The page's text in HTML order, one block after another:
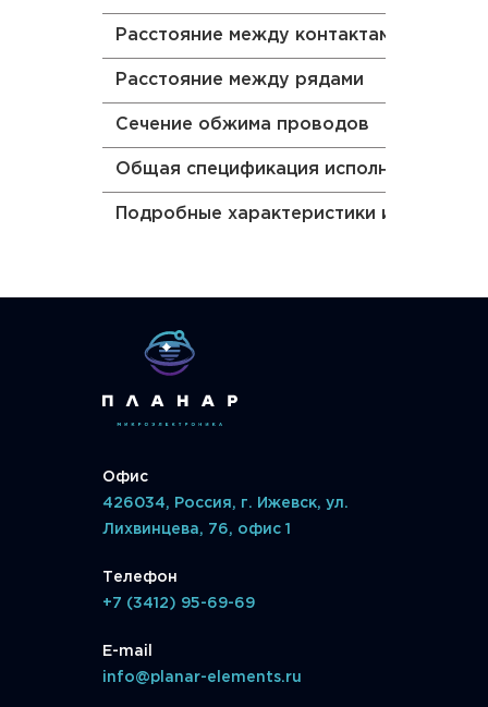
Расстояние между контактами
Расстояние между рядами
Сечение обжима проводов
Общая спецификация исполнения
Подробные характеристики
Офис
426034, Россия, г. Ижевск, ул.
Лихвинцева, 76, офис 1
Телефон
+7 (3412) 95-69-69
E-mail
info@planar-elements.ru